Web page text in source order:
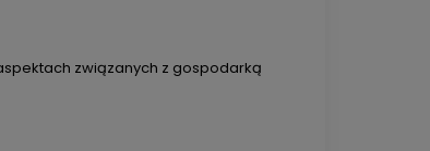
związanych z gospodarką